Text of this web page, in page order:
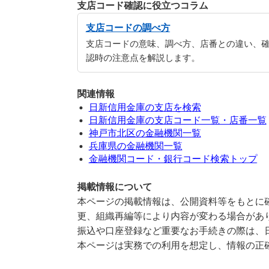
支店コード確認に役立つコラム
支店コードの調べ方
支店コードの意味、調べ方、店番との違い、
認時の注意点を解説します。
関連情報
日新信用金庫の支店を検索
日新信用金庫の支店コード一覧・店番一覧
神戸市北区の金融機関一覧
兵庫県の金融機関一覧
金融機関コード・銀行コード検索トップ
掲載情報について
本ページの掲載情報は、公開資料等をもと
更、組織再編等により内容が変わる場合があ
振込や口座登録など重要なお手続きの際は、
本ページは実務での利用を想定し、情報の正